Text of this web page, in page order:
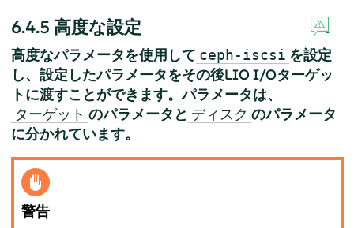
6.4.5 高度な設定
高度なパラメータを使用して ceph-iscsi を設定
し、設定したパラメータをその後LIO I/Oターゲッ
トに渡すことができます。パラメータは、
ターゲット のパラメータと ディスク のパラメータ
に分かれています。
警告